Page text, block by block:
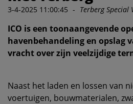
3-4-2025 11:00:45 - Terberg Special
ICO is een toonaangevende
havenbehandeling en opslag
vracht over zijn veelzijdige
Naast het laden en lossen van
voertuigen, bouwmaterialen,